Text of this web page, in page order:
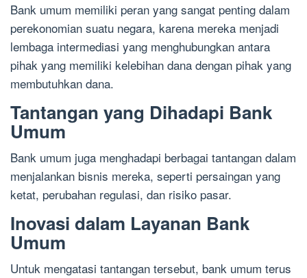
Bank umum memiliki peran yang sangat penting dalam
perekonomian suatu negara, karena mereka menjadi
lembaga intermediasi yang menghubungkan antara
pihak yang memiliki kelebihan dana dengan pihak yang
membutuhkan dana.
Tantangan yang Dihadapi Bank
Umum
Bank umum juga menghadapi berbagai tantangan dalam
menjalankan bisnis mereka, seperti persaingan yang
ketat, perubahan regulasi, dan risiko pasar.
Inovasi dalam Layanan Bank
Umum
Untuk mengatasi tantangan tersebut, bank umum terus